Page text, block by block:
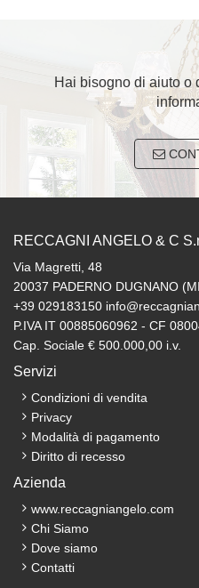
Hai bisogno di aiuto o
RECCAGNI ANGELO & C
Via Magretti, 48
20037 PADERNO DUGNANO
+39 029183150
P.IVA IT 00885060962 - CF
Cap. Sociale € 500.000,00 i.v.
Servizi
Condizioni di vendita
Privacy
Modalità di pagamento
Diritto di recesso
Azienda
www.reccagniangelo.com
Chi Siamo
Dove siamo
Contatti